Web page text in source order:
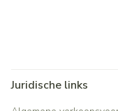
Juridische links